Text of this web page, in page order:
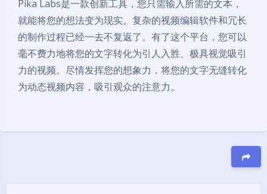
Pika Labs是一款创新工具，您只需输入所需的文本，
就能将您的想法变为现实。复杂的视频编辑软件和冗长
的制作过程已经一去不复返了。有了这个平台，您可以
毫不费力地将您的文字转化为引人入胜、极具视觉吸引
力的视频。尽情发挥您的想象力，将您的文字无缝转化
为动态视频内容，吸引观众的注意力。